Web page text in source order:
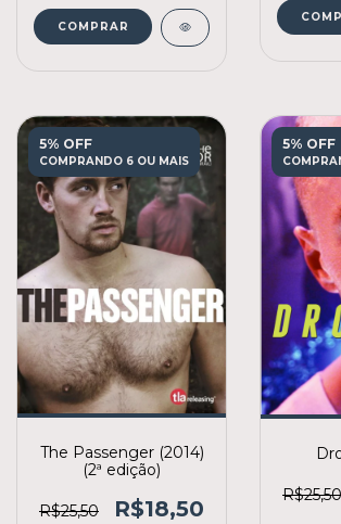
COMPRAR
5% OFF
COMPRANDO 6 OU MAIS
The Passenger (2014)
(2ª edição)
R$25,50 R$18,50
5% OFF
R$25,50